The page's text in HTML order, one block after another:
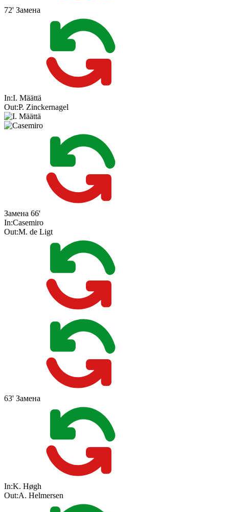
72' Замена
In:I. Määttä
Out:P. Zinckernagel
Замена 66'
In:Casemiro
Out:M. de Ligt
63' Замена
In:K. Høgh
Out:A. Helmersen